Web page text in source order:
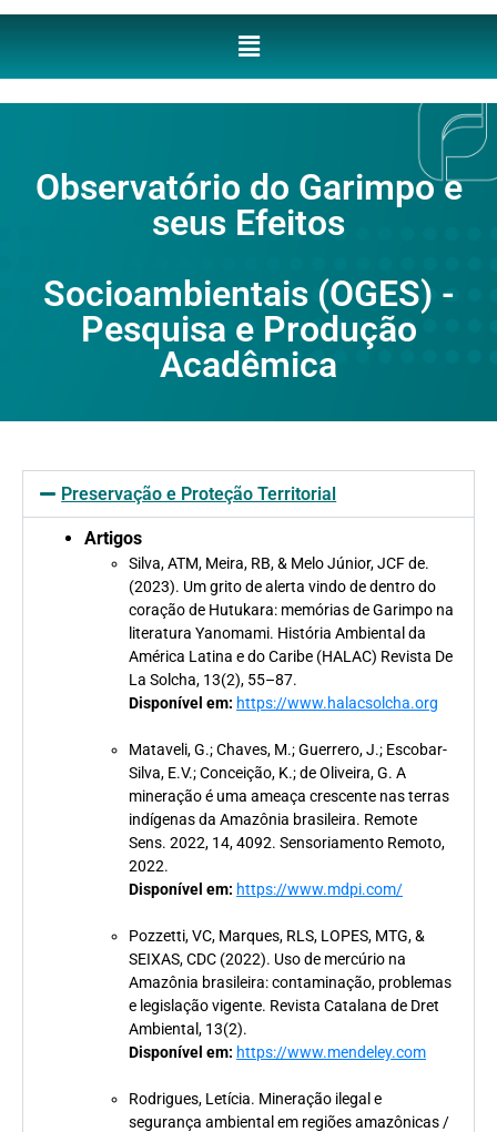
Observatório do Garimpo e
seus Efeitos
Socioambientais (OGES) -
Pesquisa e Produção
Acadêmica
Preservação e Proteção Territorial
Artigos
Silva, ATM, Meira, RB, & Melo Júnior, JCF de.
(2023). Um grito de alerta vindo de dentro do
coração de Hutukara: memórias de Garimpo na
literatura Yanomami. História Ambiental da
América Latina e do Caribe (HALAC) Revista De
La Solcha, 13(2), 55–87.
Disponível em: https://www.halacsolcha.org
Mataveli, G.; Chaves, M.; Guerrero, J.; Escobar-
Silva, E.V.; Conceição, K.; de Oliveira, G. A
mineração é uma ameaça crescente nas terras
indígenas da Amazônia brasileira. Remote
Sens. 2022, 14, 4092. Sensoriamento Remoto,
2022.
Disponível em: https://www.mdpi.com/
Pozzetti, VC, Marques, RLS, LOPES, MTG, &
SEIXAS, CDC (2022). Uso de mercúrio na
Amazônia brasileira: contaminação, problemas
e legislação vigente. Revista Catalana de Dret
Ambiental, 13(2).
Disponível em: https://www.mendeley.com
Rodrigues, Letícia. Mineração ilegal e
segurança ambiental em regiões amazônicas /